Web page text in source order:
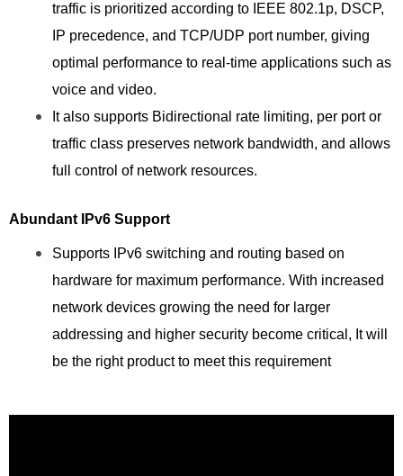
traffic is prioritized according to IEEE 802.1p, DSCP,
IP precedence, and TCP/UDP port number, giving
optimal performance to real-time applications such as
voice and video.
It also supports Bidirectional rate limiting, per port or
traffic class preserves network bandwidth, and allows
full control of network resources.
Abundant IPv6 Support
Supports IPv6 switching and routing based on
hardware for maximum performance. With increased
network devices growing the need for larger
addressing and higher security become critical, It will
be the right product to meet this requirement